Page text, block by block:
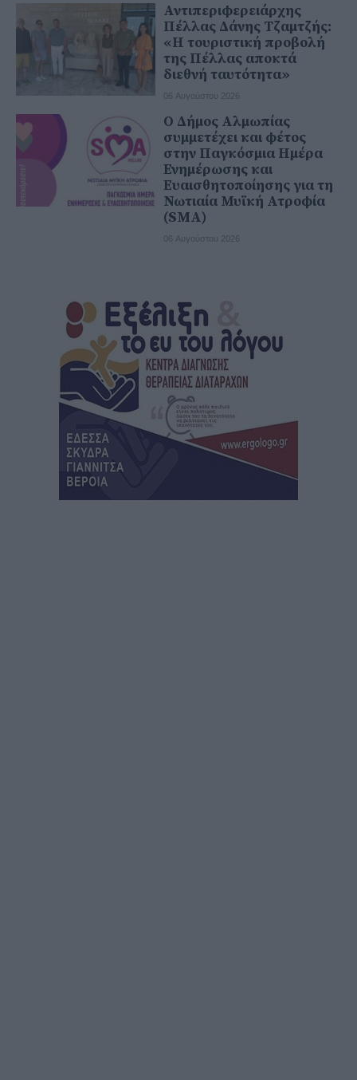
Αντιπεριφερειάρχης
Πέλλας Δάνης Τζαμτζής:
«Η τουριστική προβολή
της Πέλλας αποκτά
διεθνή ταυτότητα»
06 Αυγούστου 2026
Ο Δήμος Αλμωπίας
συμμετέχει και φέτος
στην Παγκόσμια Ημέρα
Ενημέρωσης και
Ευαισθητοποίησης για τη
Νωτιαία Μυϊκή Ατροφία
(SMA)
06 Αυγούστου 2026